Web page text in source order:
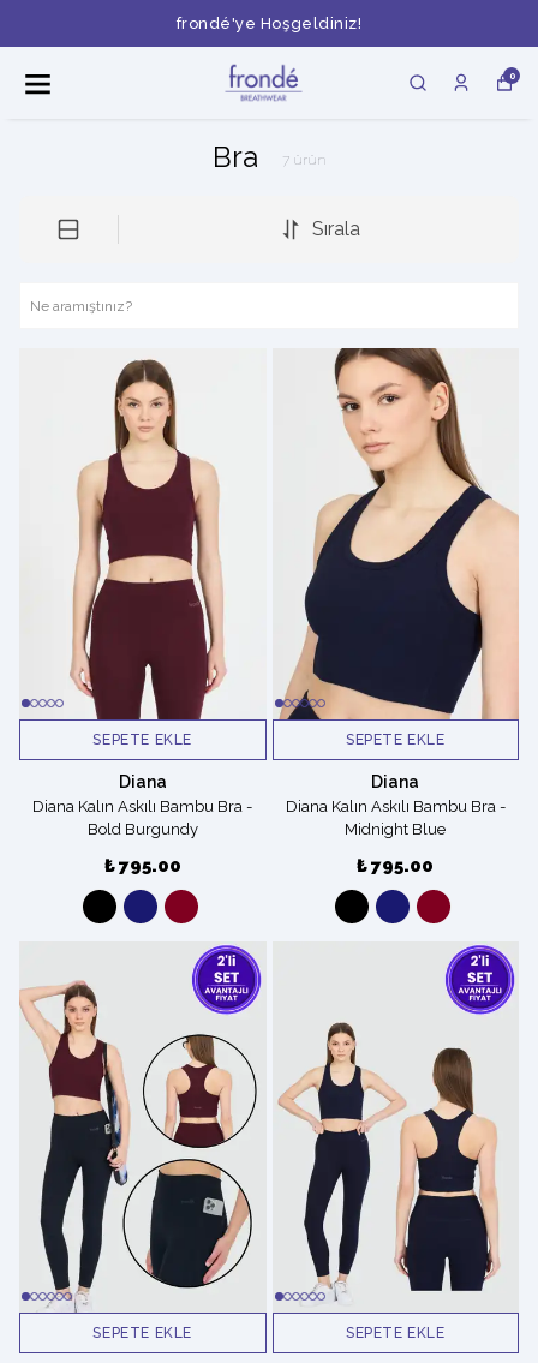
frondé'ye Hoşgeldiniz!
0
Bra 7 ürün
Sırala
SEPETE EKLE
Diana
Diana Kalın Askılı Bambu Bra -
Bold Burgundy
₺ 795.00
SEPETE EKLE
Diana
Diana Kalın Askılı Bambu Bra -
Midnight Blue
₺ 795.00
SEPETE EKLE SEPETE EKLE